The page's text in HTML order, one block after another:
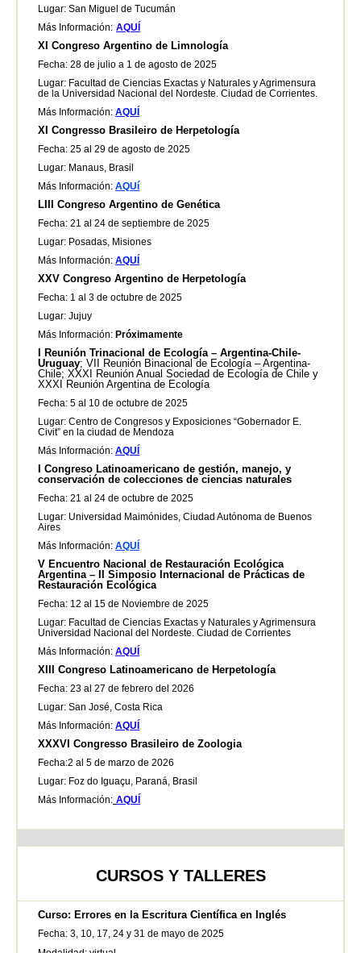
Lugar: San Miguel de Tucumán
Más Información: AQUÍ
XI Congreso Argentino de Limnología
Fecha: 28 de julio a 1 de agosto de 2025
Lugar: Facultad de Ciencias Exactas y Naturales y Agrimensura
de la Universidad Nacional del Nordeste. Ciudad de Corrientes.
Más Información: AQUÍ
XI Congresso Brasileiro de Herpetología
Fecha: 25 al 29 de agosto de 2025
Lugar: Manaus, Brasil
Más Información: AQUí
LIII Congreso Argentino de Genética
Fecha: 21 al 24 de septiembre de 2025
Lugar: Posadas, Misiones
Más Información: AQUÍ
XXV Congreso Argentino de Herpetología
Fecha: 1 al 3 de octubre de 2025
Lugar: Jujuy
Más Información: Próximamente
I Reunión Trinacional de Ecología – Argentina-Chile-
Uruguay; VII Reunión Binacional de Ecología – Argentina-
Chile; XXXI Reunión Anual Sociedad de Ecología de Chile y
XXXI Reunión Argentina de Ecología
Fecha: 5 al 10 de octubre de 2025
Lugar: Centro de Congresos y Exposiciones “Gobernador E.
Civit” en la ciudad de Mendoza
Más Información: AQUÍ
I Congreso Latinoamericano de gestión, manejo, y
conservación de colecciones de ciencias naturales
Fecha: 21 al 24 de octubre de 2025
Lugar: Universidad Maimónides, Ciudad Autónoma de Buenos
Aires
Más Información: AQUÍ
V Encuentro Nacional de Restauración Ecológica
Argentina – II Simposio Internacional de Prácticas de
Restauración Ecológica
Fecha: 12 al 15 de Noviembre de 2025
Lugar: Facultad de Ciencias Exactas y Naturales y Agrimensura
Universidad Nacional del Nordeste. Ciudad de Corrientes
Más Información: AQUÍ
XIII Congreso Latinoamericano de Herpetología
Fecha: 23 al 27 de febrero del 2026
Lugar: San José, Costa Rica
Más Información: AQUÍ
XXXVI Congresso Brasileiro de Zoologia
Fecha:2 al 5 de marzo de 2026
Lugar: Foz do Iguaçu, Paraná, Brasil
Más Información: AQUÍ
CURSOS Y TALLERES
Curso: Errores en la Escritura Científica en Inglés
Fecha: 3, 10, 17, 24 y 31 de mayo de 2025